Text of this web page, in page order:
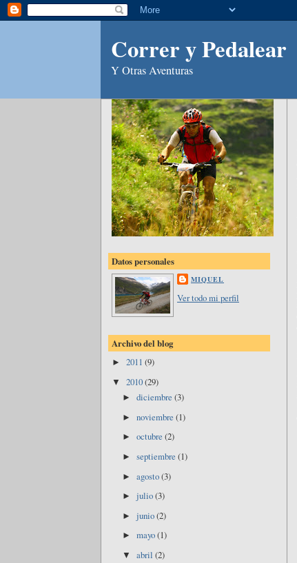
Correr y Pedalear
Y Otras Aventuras
Datos personales
MIQUEL
Ver todo mi perfil
Archivo del blog
► 2011 (9)
▼ 2010(29)
►diciembre(3)
►noviembre(1)
►octubre(2)
►septiembre(1)
►agosto(3)
►julio(3)
►junio(2)
►mayo(1)
▼abril(2)